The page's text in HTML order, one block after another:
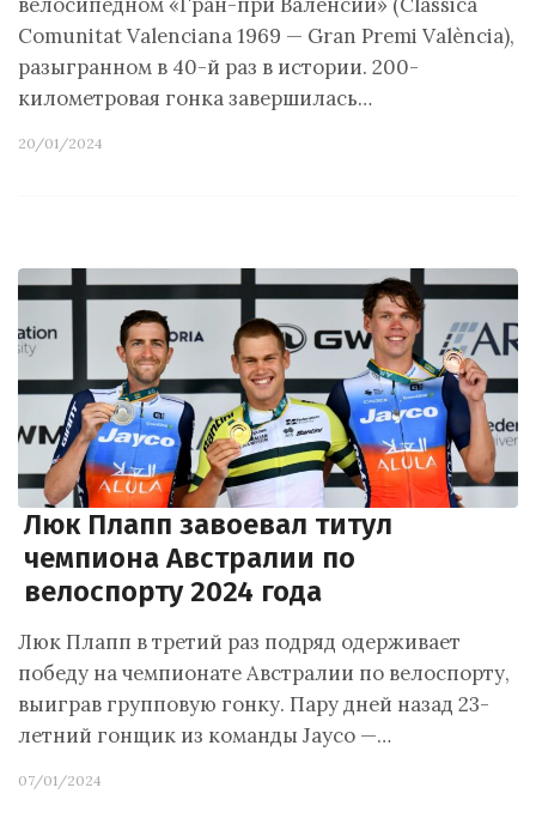
Comunitat Valenciana 1969 — Gran Premi València),
разыгранном в 40-й раз в истории. 200-
километровая гонка завершилась…
20/01/2024
Люк Плапп завоевал титул
чемпиона Австралии по
велоспорту 2024 года
Люк Плапп в третий раз подряд одерживает
победу на чемпионате Австралии по велоспорту,
выиграв групповую гонку. Пару дней назад 23-
летний гонщик из команды Jayco —…
07/01/2024